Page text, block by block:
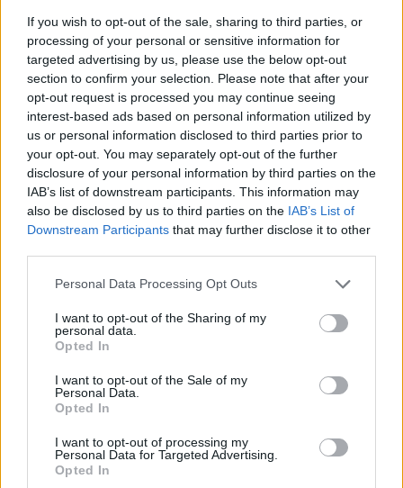
If you wish to opt-out of the sale, sharing to third parties, or
processing of your personal or sensitive information for
targeted advertising by us, please use the below opt-out
section to confirm your selection. Please note that after your
opt-out request is processed you may continue seeing
interest-based ads based on personal information utilized by
us or personal information disclosed to third parties prior to
your opt-out. You may separately opt-out of the further
disclosure of your personal information by third parties on the
IAB’s list of downstream participants. This information may
also be disclosed by us to third parties on the IAB’s List of
Downstream Participants that may further disclose it to other
Personal Data Processing Opt Outs
I want to opt-out of the Sharing of my
personal data.
Opted In
I want to opt-out of the Sale of my
Personal Data.
Opted In
I want to opt-out of processing my
Personal Data for Targeted Advertising.
Opted In
H Aqua Vista Hotels
στηρίζει την τέχνη
22/12/2017 - 02:00
Ινστιτούτο Πωλήσεων
Ελλάδος: Workshop για το
Customer Experience
22/12/2017 - 02:00
ΡΟΗ ΕΙΔΗΣΕΩΝ